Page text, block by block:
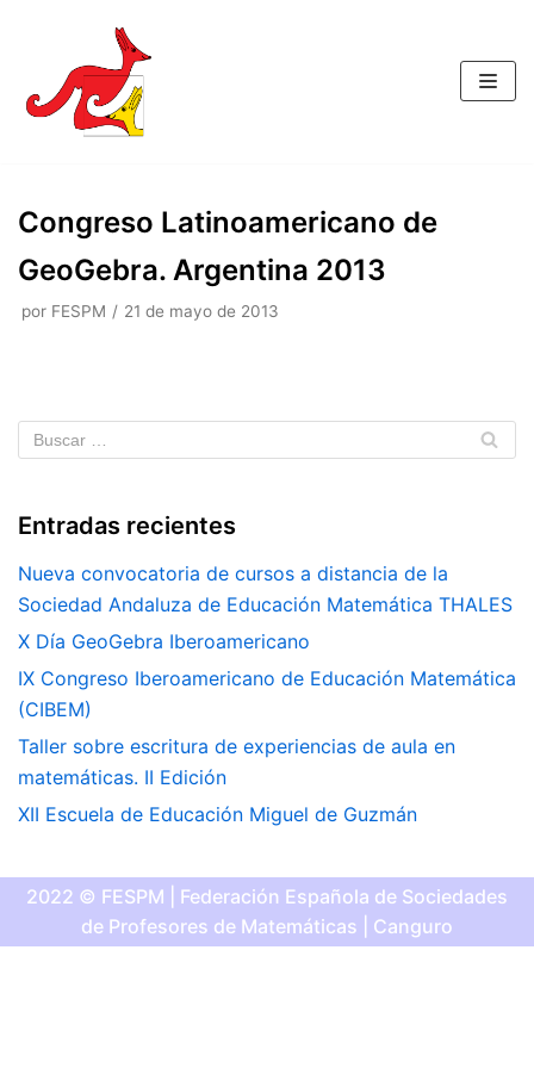
Saltar
al
contenido
Congreso Latinoamericano de
GeoGebra. Argentina 2013
por FESPM 21 de mayo de 2013
Entradas recientes
Nueva convocatoria de cursos a distancia de la
Sociedad Andaluza de Educación Matemática THALES
X Día GeoGebra Iberoamericano
IX Congreso Iberoamericano de Educación Matemática
(CIBEM)
Taller sobre escritura de experiencias de aula en
matemáticas. II Edición
XII Escuela de Educación Miguel de Guzmán
2022 © FESPM | Federación Española de Sociedades
de Profesores de Matemáticas | Canguro